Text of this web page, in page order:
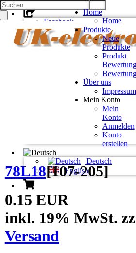
Facebook
Twitter
Google +
Pinterest
Unsere AGB
Zahlung und Versand
Privatsphäre und Datenschutz
Bisherige Bestellungen
Deutsch
English
Home
Home
Produkte
Neue
Produkte
Produkt
Über uns
Impressum
Mein Konto
Mein
Konto
Anmelden
Konto
erstellen
78L18[107-205]
0.15 EUR
inkl. 19% MwSt.
Versand